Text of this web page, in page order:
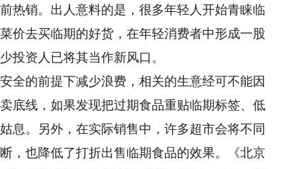
销。出人意料的是，很多年轻人开始青睐临
价去买临期的好货，在年轻消费者中形成一股
投资人已将其当作新风口。
的前提下减少浪费，相关的生意经可不能因
底线，如果发现把过期食品重贴临期标签、低
息。另外，在实际销售中，许多超市会将不同
，也降低了打折出售临期食品的效果。《北京